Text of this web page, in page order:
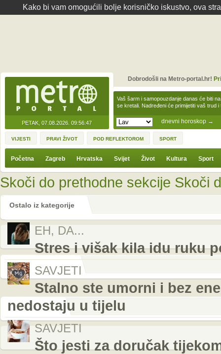
Kako bi vam omogućili bolje korisničko iskustvo, ova
PETAK, 07.08.2026. 09:56:47 dnevni horoskop →
Vaš šarm i samopouzdanje danas će biti
se kretali. Nadređeni će primijetiti vaš trud
Dobrodošli na Metro-portal.hr!
VIJESTI PRAVI ŽIVOT POD REFLEKTOROM SPORT
Početna Zagreb Hrvatska Svijet Život Kultura Sport
Skoči do prethodne sekcije Skoči
Ostalo iz kategorije
EH, DA...
Stres i višak kila idu ruku
SAVJETI
Stalno ste umorni i bez
nedostaju u tijelu
SAVJETI
Što jesti za doručak